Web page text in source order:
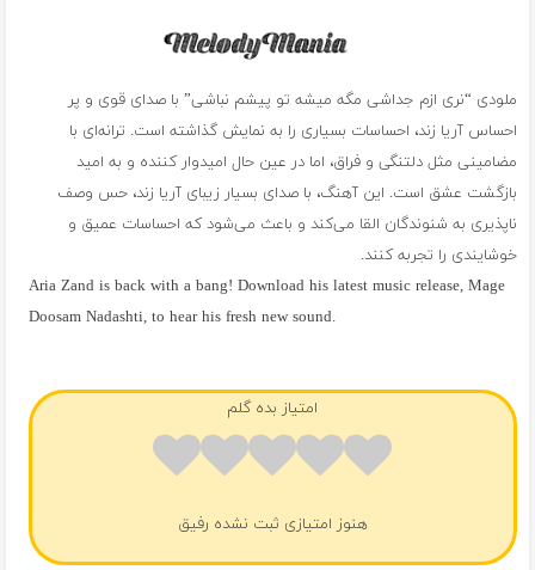
ملودی “نری ازم جداشی مگه میشه تو پیشم نباشی” با صدای قوی و پر
احساس آریا زند، احساسات بسیاری را به نمایش گذاشته است. ترانه‌ای با
مضامینی مثل دلتنگی و فراق، اما در عین حال امیدوار کننده و به امید
بازگشت عشق است. این آهنگ، با صدای بسیار زیبای آریا زند، حس وصف
ناپذیری به شنوندگان القا می‌کند و باعث می‌شود که احساسات عمیق و
خوشایندی را تجربه کنند.
Aria Zand is back with a bang! Download his latest music release, Mage
Doosam Nadashti, to hear his fresh new sound.
امتیاز بده گلم
هنوز امتیازی ثبت نشده رفیق